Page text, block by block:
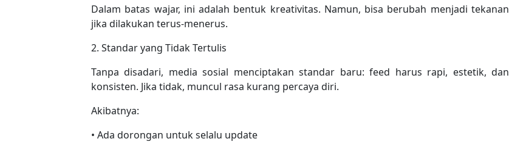
Dalam batas wajar, ini adalah bentuk kreativitas. Namun, bisa berubah menjadi tekanan
jika dilakukan terus-menerus.
2. Standar yang Tidak Tertulis
Tanpa disadari, media sosial menciptakan standar baru: feed harus rapi, estetik, dan
konsisten. Jika tidak, muncul rasa kurang percaya diri.
Akibatnya:
• Ada dorongan untuk selalu update